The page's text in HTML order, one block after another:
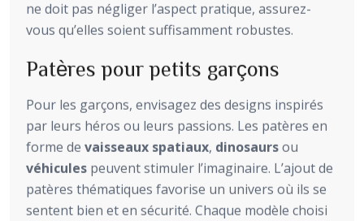
ne doit pas négliger l’aspect pratique, assurez-
vous qu’elles soient suffisamment robustes.
Patères pour petits garçons
Pour les garçons, envisagez des designs inspirés
par leurs héros ou leurs passions. Les patères en
forme de vaisseaux spatiaux, dinosaursou
véhicules peuvent stimuler l’imaginaire. L’ajout de
patères thématiques favorise un univers où ils se
sentent bien et en sécurité. Chaque modèle choisi